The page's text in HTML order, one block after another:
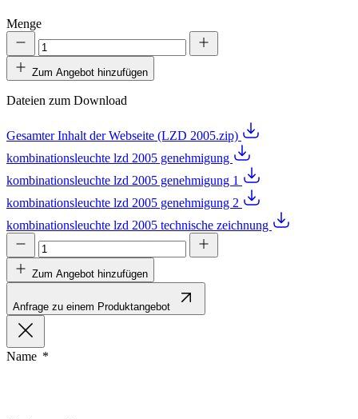
Menge
Zum Angebot hinzufügen
Dateien zum Download
Gesamter Inhalt der Webseite (LZD 2005.zip)
kombinationsleuchte lzd 2005 genehmigung
kombinationsleuchte lzd 2005 genehmigung 1
kombinationsleuchte lzd 2005 genehmigung 2
kombinationsleuchte lzd 2005 technische zeichnung
Zum Angebot hinzufügen
Anfrage zu einem Produktangebot
Name